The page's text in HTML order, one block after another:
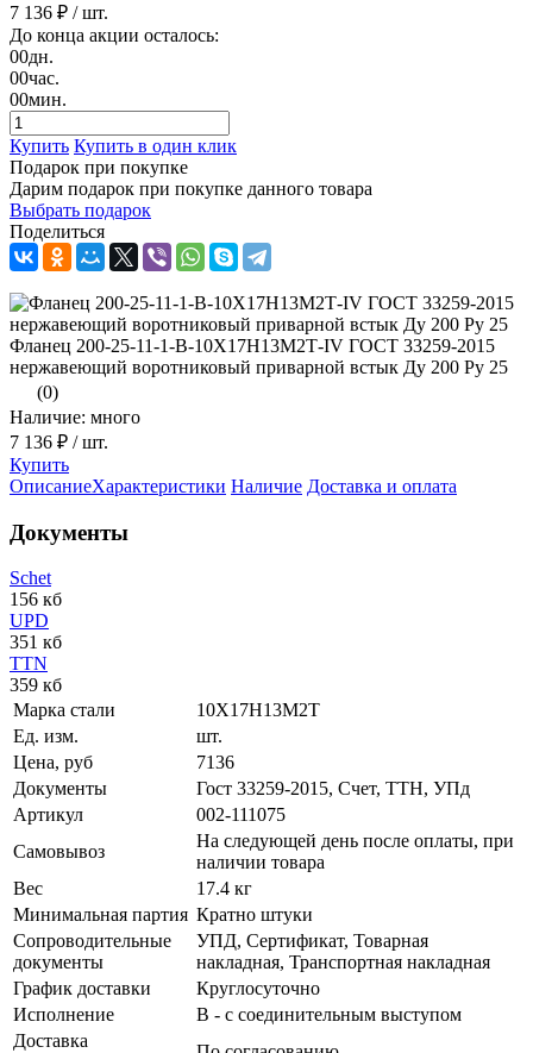
7 136 ₽ / шт.
До конца акции осталось:
00дн.
00час.
00мин.
Купить Купить в один клик
Подарок при покупке
Дарим подарок при покупке данного товара
Выбрать подарок
Поделиться
Фланец 200-25-11-1-В-10Х17Н13М2Т-IV ГОСТ 33259-2015
нержавеющий воротниковый приварной встык Ду 200 Ру 25
(0)
Наличие: много
7 136 ₽ / шт.
Купить
ОписаниеХарактеристики Наличие Доставка и оплата
Документы
Schet
156 кб
UPD
351 кб
TTN
359 кб
Марка стали
10Х17Н13М2Т
Ед. изм.
шт.
Цена, руб
7136
Документы
Гост 33259-2015, Счет, ТТН, УПд
Артикул
002-111075
Самовывоз
На следующей день после оплаты, при
наличии товара
Вес
17.4 кг
Минимальная партия Кратно штуки
Сопроводительные
документы
УПД, Сертификат, Товарная
накладная, Транспортная накладная
График доставки
Круглосуточно
Исполнение
В - с соединительным выступом
Доставка